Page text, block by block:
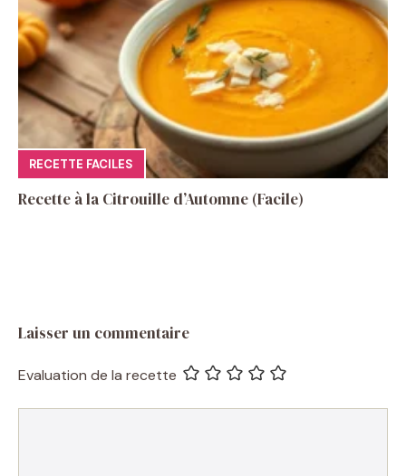
RECETTE FACILES
Recette à la Citrouille d’Automne (Facile)
Laisser un commentaire
Evaluation de la recette